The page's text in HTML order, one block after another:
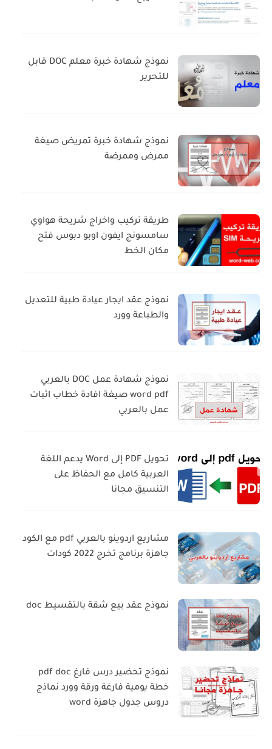
نموذج شهادة خبرة معلم DOC قابل
للتحرير
نموذج شهادة خبرة تمريض صيغة
ممرض وممرضة
طريقة تركيب واخراج شريحة هواوي
سامسونج ايفون اوبو دبوس فتح
مكان الخط
نموذج عقد ايجار عيادة طبية للتعديل
والطباعة وورد
نموذج شهادة عمل DOC بالعربي
word pdf صيغة افادة خطاب اثبات
عمل بالعربي
تحويل PDF إلى Word يدعم اللغة
العربية كامل مع الحفاظ على
التنسيق مجانا
مشاريع اردوينو بالعربي pdf مع الكود
جاهزة برنامج تخرج 2022 كودات
نموذج عقد بيع شقة بالتقسيط doc
نموذج تحضير درس فارغ pdf doc
خطة يومية فارغة ورقة وورد نماذج
دروس جدول جاهزة word